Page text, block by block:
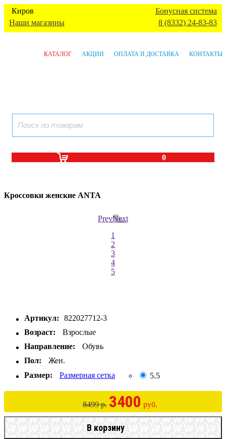
Киров
Наши магазины
Бонусная система
8 (8332) 24-83-83
КАТАЛОГ АКЦИИ ОПЛАТА И ДОСТАВКА КОНТАКТЫ
0
Кроссовки женские ANTA
PrevNext
1
2
3
4
5
Артикул:
822027712-3
Возраст:
Взрослые
Направление:
Обувь
Пол:
Жен.
Размер:
Размерная сетка 5.5
8499 р. 3400 руб.
В корзину